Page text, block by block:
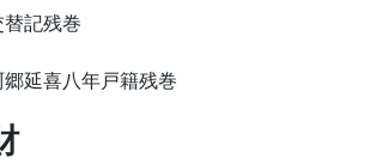
記残巻
延喜八年戸籍残巻